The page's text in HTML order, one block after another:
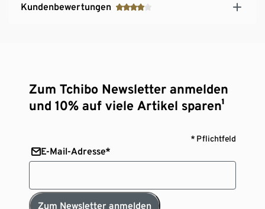
Kundenbewertungen
Zum Tchibo Newsletter anmelden
und 10% auf viele Artikel sparen¹
* Pflichtfeld
E-Mail-Adresse*
Zum Newsletter anmelden